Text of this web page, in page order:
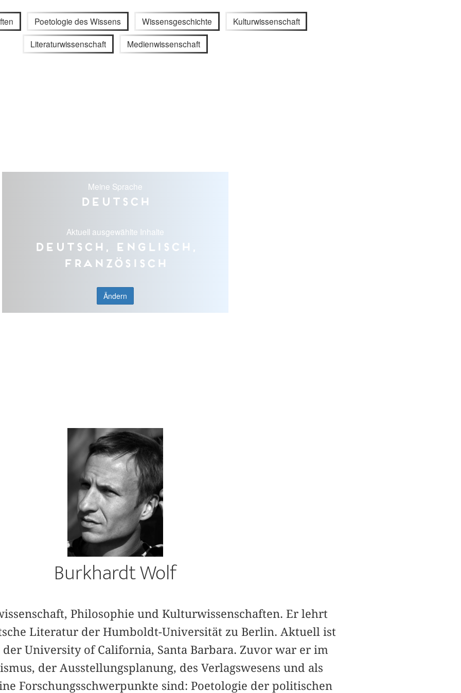
Poetologie des Wissens Wissensgeschichte Kulturwissenschaft
Literaturwissenschaft Medienwissenschaft
Meine Sprache
Deutsch
Aktuell ausgewählte Inhalte
Deutsch, Englisch,
Französisch
Ändern
Burkhardt Wolf
Philosophie und Kulturwissenschaften. Er lehrt
Literatur der Humboldt-Universität zu Berlin. Aktuell ist
der University of California, Santa Barbara. Zuvor war er im
der Ausstellungsplanung, des Verlagswesens und als
Forschungsschwerpunkte sind: Poetologie der politischen